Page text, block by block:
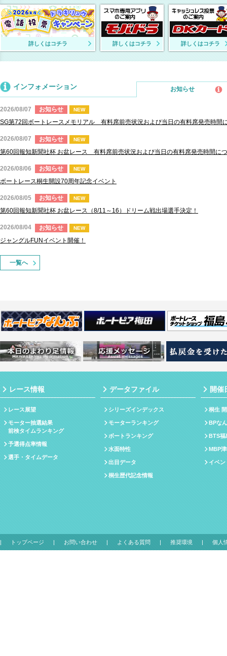
詳しくはコチラ 詳しくはコチラ 詳しくはコチラ
インフォメーション お知らせ
2026/08/07 お知らせ NEW
SG第72回ボートレースメモリアル 有料席前売状況および当日の有料席発売時間
2026/08/07 お知らせ NEW
第60回報知新聞社杯 お盆レース 有料席前売状況および当日の有料席発売時間に
2026/08/06 お知らせ NEW
ボートレース桐生開設70周年記念イベント
2026/08/05 お知らせ NEW
第60回報知新聞社杯 お盆レース（8/11～16）ドリーム戦出場選手決定！
2026/08/04 お知らせ NEW
ジャングルFUNイベント開催！
一覧へ
レース情報
レース展望
モーター抽選結果
前検タイムランキング
予選得点率情報
選手・タイムデータ
データファイル
シリーズインデックス
モーターランキング
ボートランキング
水面特性
出目データ
桐生歴代記念情報
開催
桐生
BPな
BTS福
MBP
イベン
トップページ お問い合わせ よくある質問 推奨環境 個人